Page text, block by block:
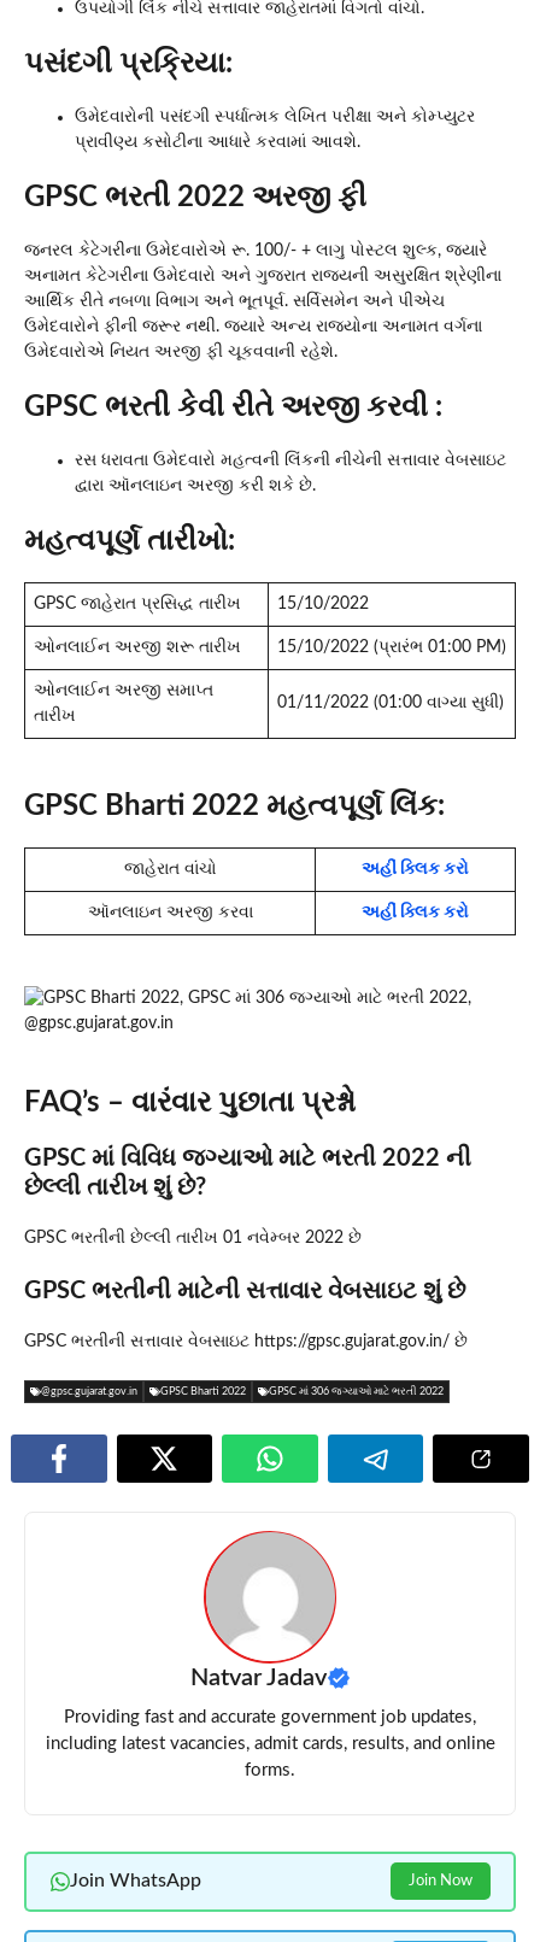
ઉપયોગી લિંક નીચે સત્તાવાર જાહેરાતમાં વિગતો વાંચો.
પસંદગી પ્રક્રિયા:
ઉમેદવારોની પસંદગી સ્પર્ધાત્મક લેખિત પરીક્ષા અને કોમ્પ્યુટર
પ્રાવીણ્ય કસોટીના આધારે કરવામાં આવશે.
GPSC ભરતી 2022 અરજી ફી
જનરલ કેટેગરીના ઉમેદવારોએ રૂ. 100/- + લાગુ પોસ્ટલ શુલ્ક, જ્યારે
અનામત કેટેગરીના ઉમેદવારો અને ગુજરાત રાજ્યની અસુરક્ષિત શ્રેણીના
આર્થિક રીતે નબળા વિભાગ અને ભૂતપૂર્વ. સર્વિસમેન અને પીએચ
ઉમેદવારોને ફીની જરૂર નથી. જ્યારે અન્ય રાજ્યોના અનામત વર્ગના
ઉમેદવારોએ નિયત અરજી ફી ચૂકવવાની રહેશે.
GPSC ભરતી કેવી રીતે અરજી કરવી :
રસ ધરાવતા ઉમેદવારો મહત્વની લિંકની નીચેની સત્તાવાર વેબસાઇટ
દ્વારા ઑનલાઇન અરજી કરી શકે છે.
મહત્વપૂર્ણ તારીખો:
GPSC જાહેરાત પ્રસિદ્ધ તારીખ 15/10/2022
ઓનલાઈન અરજી શરૂ તારીખ 15/10/2022 (પ્રારંભ 01:00 PM)
ઓનલાઈન અરજી સમાપ્ત
તારીખ
01/11/2022 (01:00 વાગ્યા સુધી)
GPSC Bharti 2022 મહત્વપૂર્ણ લિંક:
જાહેરાત વાંચો અહીં ક્લિક કરો
ઑનલાઇન અરજી કરવા અહીં ક્લિક કરો
FAQ’s – વારંવાર પુછાતા પ્રશ્નો
GPSC માં વિવિધ જગ્યાઓ માટે ભરતી 2022 ની
છેલ્લી તારીખ શું છે?
GPSC ભરતીની છેલ્લી તારીખ 01 નવેમ્બર 2022 છે
GPSC ભરતીની માટેની સત્તાવાર વેબસાઇટ શું છે
GPSC ભરતીની સત્તાવાર વેબસાઇટ https://gpsc.gujarat.gov.in/ છે
@gpsc.gujarat.gov.in GPSC Bharti 2022 GPSC માં 306 જગ્યાઓ માટે ભરતી 2022
Natvar Jadav
Providing fast and accurate government job updates,
including latest vacancies, admit cards, results, and online
forms.
Join WhatsApp Join Now